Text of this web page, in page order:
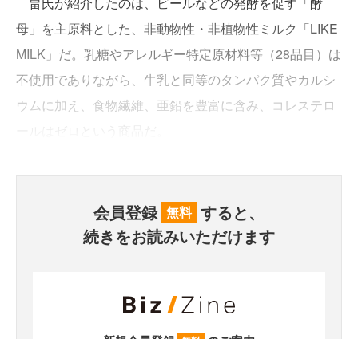
母」を主原料とした、非動物性・非植物性ミルク「LIKE
MILK」だ。乳糖やアレルギー特定原材料等（28品目）は
不使用でありながら、牛乳と同等のタンパク質やカルシ
ウムに加え、食物繊維、亜鉛を豊富に含み、コレステロ
会員登録 無料 すると、
続きをお読みいただけます